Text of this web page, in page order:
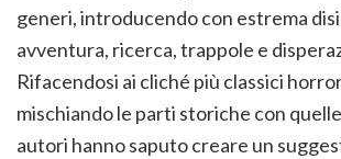
generi, introducendo con estrema
avventura, ricerca, trappole e
Rifacendosi ai cliché più classici
mischiando le parti storiche con
autori hanno saputo creare un